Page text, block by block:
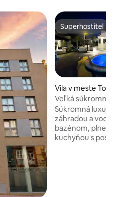
Superhostiteľ
Superhostiteľ
Vila v meste
Veľká súkromná
v trópoch
Súkromná
záhradou a
bazénom, plne
kuchyňou s